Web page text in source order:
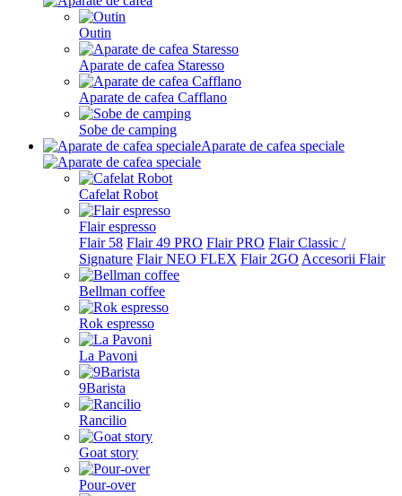
Outin
Aparate de cafea Staresso
Aparate de cafea Cafflano
Sobe de camping
Aparate de cafea speciale
Cafelat Robot
Flair espresso
Flair 58 Flair 49 PRO Flair PRO Flair Classic /
Signature Flair NEO FLEX Flair 2GO Accesorii Flair
Bellman coffee
Rok espresso
La Pavoni
9Barista
Rancilio
Goat story
Pour-over